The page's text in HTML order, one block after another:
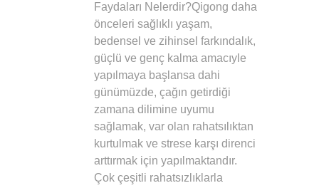
Faydaları Nelerdir?Qigong daha
önceleri sağlıklı yaşam,
bedensel ve zihinsel farkındalık,
güçlü ve genç kalma amacıyle
yapılmaya başlansa dahi
günümüzde, çağın getirdiği
zamana dilimine uyumu
sağlamak, var olan rahatsılıktan
kurtulmak ve strese karşı direnci
arttırmak için yapılmaktandır.
Çok çeşitli rahatsızlıklarla